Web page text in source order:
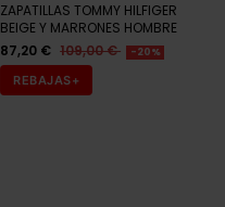
ZAPATILLAS TOMMY HILFIGER
BEIGE Y MARRONES HOMBRE
87,20 € 109,00 € -20%
REBAJAS+